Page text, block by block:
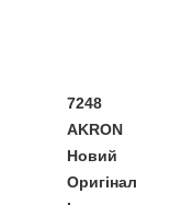
7248
AKRON
Новий
Оригінал